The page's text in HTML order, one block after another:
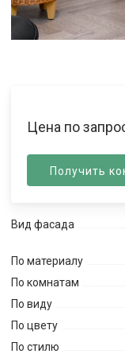
Цена по
Получить
Вид фасада
По материалу
По комнатам
По виду
По цвету
По стилю